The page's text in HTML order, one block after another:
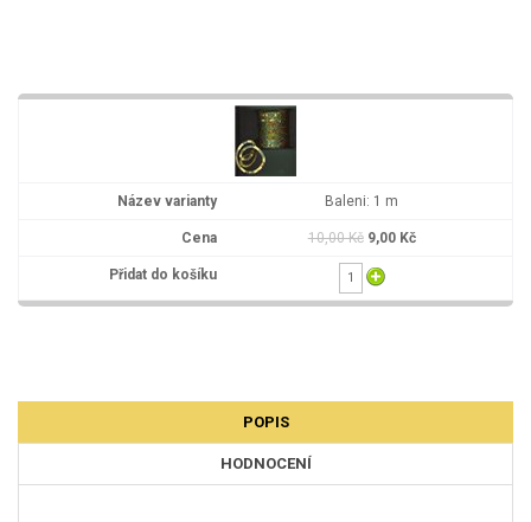
POPIS
HODNOCENÍ
Baleni: 1 m
10,00 Kč 9,00 Kč